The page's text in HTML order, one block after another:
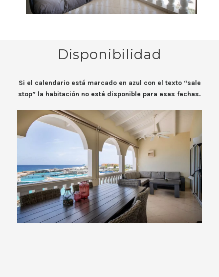
Disponibilidad
Si el calendario está marcado en azul con el texto “sale
stop” la habitación no está disponible para esas fechas.